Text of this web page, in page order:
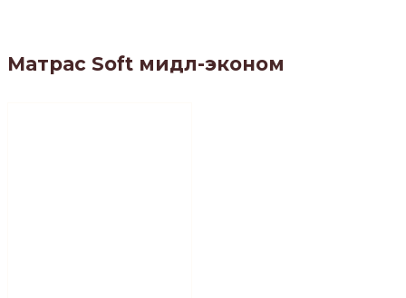
Матрас Soft мидл-эконом